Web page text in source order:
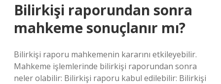
Bilirkişi raporundan sonra
mahkeme sonuçlanır mı?
Bilirkişi raporu mahkemenin kararını etkileyebilir.
Mahkeme işlemlerinde bilirkişi raporundan sonra
neler olabilir: Bilirkişi raporu kabul edilebilir: Bilirkişi